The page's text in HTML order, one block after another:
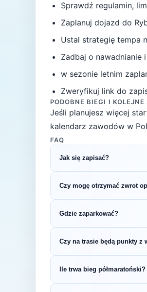
Sprawdź regulamin,
Zaplanuj dojazd do
Ustal strategię tempa
Zadbaj o nawadnianie
w sezonie letnim
Zweryfikuj link do
PODOBNE BIEGI I KOLEJNE
Jeśli planujesz więcej
kalendarz zawodów w
FAQ
Jak się zapisać?
rejestracyjnym.
Czy mogę otrzymać zwrot
Gdzie zaparkować?
organizatora.
Czy na trasie będą punkty z
w regulaminie zawodów.
Ile trwa bieg półmaratoński?